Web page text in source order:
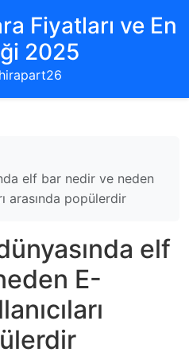
Fiyatları ve En
2025
elf bar nedir ve neden
arasında popülerdir
elf
E-